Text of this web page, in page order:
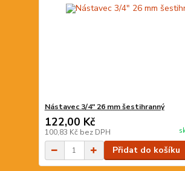
Nástavec 3/4" 26 mm šestihranný
122,00 Kč
100,83 Kč bez DPH
Přidat do košíku